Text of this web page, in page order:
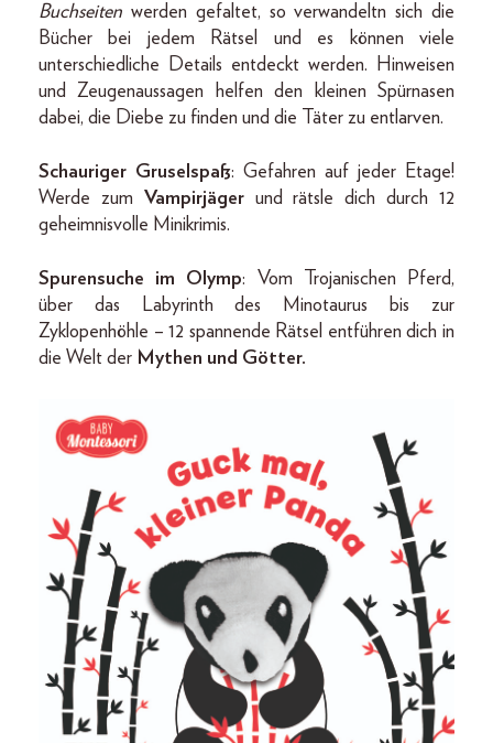
Buchseiten werden gefaltet, so verwandeltn sich die
Bücher bei jedem Rätsel und es können viele
unterschiedliche Details entdeckt werden. Hinweisen
und Zeugenaussagen helfen den kleinen Spürnasen
dabei, die Diebe zu finden und die Täter zu entlarven.
Schauriger Gruselspaß: Gefahren auf jeder Etage!
Werde zum Vampirjägerund rätsle dich durch 12
geheimnisvolle Minikrimis.
Spurensuche im Olymp: Vom Trojanischen Pferd,
über das Labyrinth des Minotaurus bis zur
Zyklopenhöhle – 12 spannende Rätsel entführen dich in
die Welt der Mythen und Götter.